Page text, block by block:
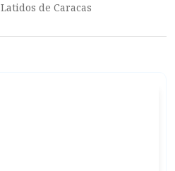
Latidos de Caracas